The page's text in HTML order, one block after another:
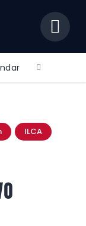
Srbije
ILCA